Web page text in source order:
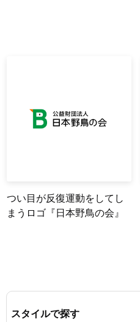
つい目が反復運動をしてし
まうロゴ『日本野鳥の会』
スタイルで探す